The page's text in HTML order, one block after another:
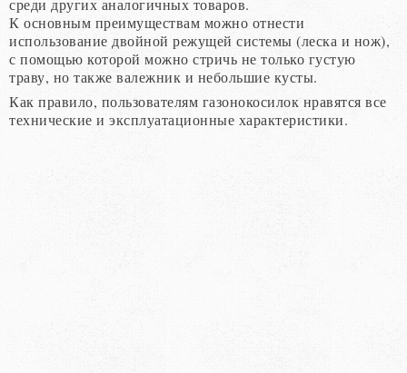
К основным преимуществам можно отнести
использование двойной режущей системы (леска и нож),
с помощью которой можно стричь не только густую
траву, но также валежник и небольшие кусты.
Как правило, пользователям газонокосилок нравятся все
технические и эксплуатационные характеристики.